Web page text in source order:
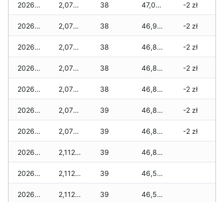
2026-03-10 2,077 zł 38 47,004 zł -2 zł
2026-03-09 2,077 zł 38 46,969 zł -2 zł
2026-03-08 2,077 zł 38 46,870 zł -2 zł
2026-03-07 2,077 zł 38 46,870 zł -2 zł
2026-03-06 2,077 zł 38 46,870 zł -2 zł
2026-03-05 2,077 zł 39 46,811 zł -2 zł
2026-03-04 2,077 zł 39 46,811 zł -2 zł
2026-03-03 2,112 zł 39 46,811 zł
2026-03-02 2,112 zł 39 46,572 zł
2026-03-01 2,112 zł 39 46,572 zł